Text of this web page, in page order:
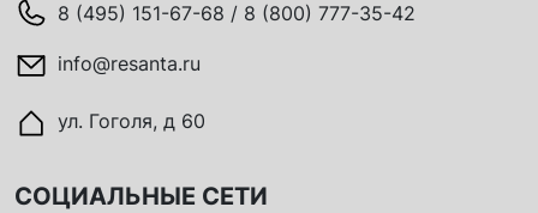
8 (495) 151-67-68 / 8 (800) 777-35-42
info@resanta.ru
ул. Гоголя, д 60
СОЦИАЛЬНЫЕ СЕТИ